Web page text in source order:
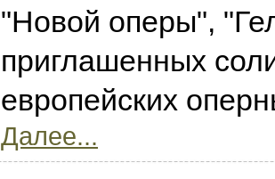
"Новой оперы",
приглашенных
европейских
Далее...